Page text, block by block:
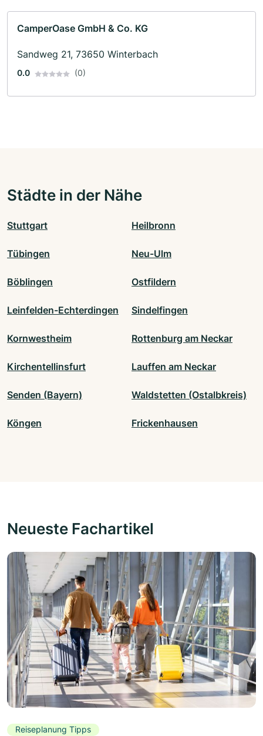
CamperOase GmbH & Co. KG
Sandweg 21, 73650 Winterbach
0.0 (0)
Städte in der Nähe
Stuttgart Heilbronn
Tübingen Neu-Ulm
Böblingen Ostfildern
Leinfelden-Echterdingen Sindelfingen
Kornwestheim Rottenburg am Neckar
Kirchentellinsfurt Lauffen am Neckar
Senden (Bayern) Waldstetten (Ostalbkreis)
Köngen Frickenhausen
Neueste Fachartikel
Reiseplanung Tipps